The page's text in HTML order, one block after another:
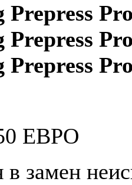
Prepress
Prepress
ЕВРО
в замен